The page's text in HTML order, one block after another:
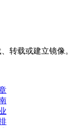
转载或建立镜像。